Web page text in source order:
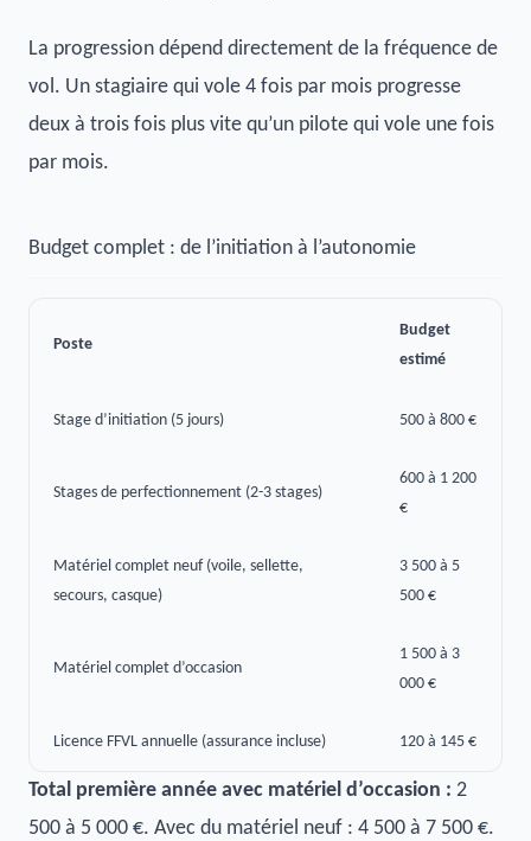
La progression dépend directement de la fréquence de
vol. Un stagiaire qui vole 4 fois par mois progresse
deux à trois fois plus vite qu’un pilote qui vole une fois
par mois.
Budget complet : de l’initiation à l’autonomie
Poste
Budget
estimé
Stage d’initiation (5 jours) 500 à 800 €
Stages de perfectionnement (2-3 stages)
600 à 1 200
€
Matériel complet neuf (voile, sellette,
secours, casque)
3 500 à 5
500 €
Matériel complet d’occasion
1 500 à 3
000 €
Licence FFVL annuelle (assurance incluse) 120 à 145 €
Total première année avec matériel d’occasion : 2
500 à 5 000 €. Avec du matériel neuf : 4 500 à 7 500 €.